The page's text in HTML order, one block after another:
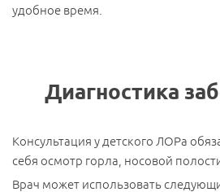
удобное время.
Диагностика
Консультация у детского ЛОРа
себя осмотр горла, носовой
Врач может использовать